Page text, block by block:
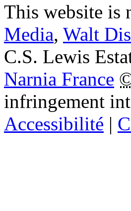
This website is
Media, Walt
C.S. Lewis
Narnia France
infringement
Accessibilité |